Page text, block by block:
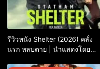
รีวิวหนัง Shelter (2026) คลั่ง
นรก หลบตาย | นำแสดงโดย